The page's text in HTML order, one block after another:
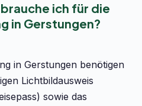
ich für die
in Gerstungen?
in Gerstungen benötigen
Lichtbildausweis
sowie das